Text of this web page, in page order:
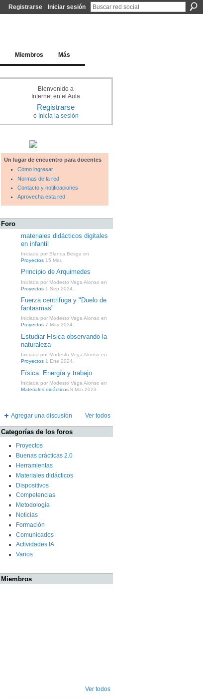
Registrarse Iniciar sesión
Miembros Más
Bienvenido a
Internet en el Aula
Registrarse
o Inicia la sesión
Un lugar de encuentro para docentes
Cómo ingresar
Normas de la red
Contacto y notificaciones
Aprovecha esta red
Foro
materiales didácticos digitales
en infantil
Iniciada por Blanca Besga en
Proyectos 15 Mar.
Principio de Arquimedes
Iniciada por Modesto Vega Alonso en
Proyectos 1 Sep 2024.
Fuerza centrifuga y "Duelo de
fantasmas"
Iniciada por Modesto Vega Alonso en
Proyectos 7 May 2024.
Estudiar Física observando la
naturaleza
Iniciada por Modesto Vega Alonso en
Proyectos 1 Ene 2024.
Física. Energía y trabajo
Iniciada por Modesto Vega Alonso en
Materiales didácticos 8 Mar 2023.
Agregar una discusión Ver todos
Categorías de los foros
Proyectos
Buenas prácticas 2.0
Herramientas
Materiales didácticos
Dispositivos
Competencias
Metodología
Noticias
Formación
Comunicados
Actividades IA
Varios
Miembros
Ver todos